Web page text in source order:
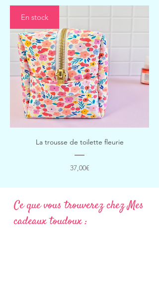
En stock
La trousse de toilette fleurie
37,00€Prix
Ce que vous trouverez chez Mes
cadeaux toudoux :